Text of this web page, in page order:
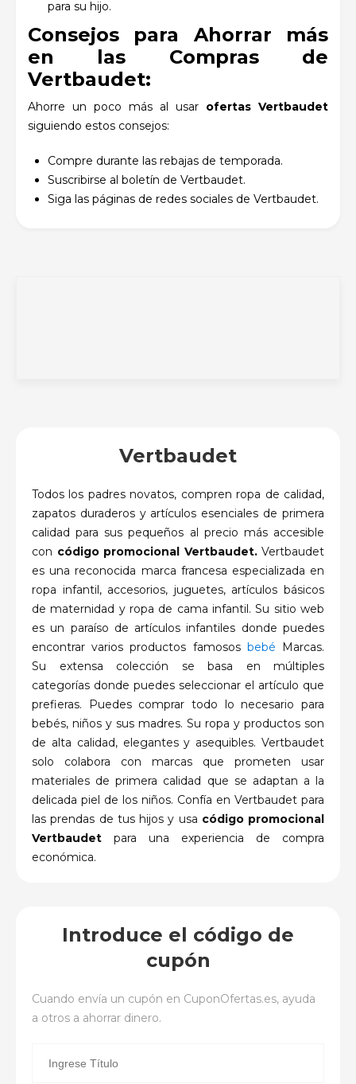
para su hijo.
Consejos para Ahorrar más
en las Compras de
Vertbaudet:
Ahorre un poco más al usar ofertas Vertbaudet
siguiendo estos consejos:
Compre durante las rebajas de temporada.
Suscribirse al boletín de Vertbaudet.
Siga las páginas de redes sociales de Vertbaudet.
Vertbaudet
Todos los padres novatos, compren ropa de calidad,
zapatos duraderos y artículos esenciales de primera
calidad para sus pequeños al precio más accesible
con código promocional Vertbaudet. Vertbaudet
es una reconocida marca francesa especializada en
ropa infantil, accesorios, juguetes, artículos básicos
de maternidad y ropa de cama infantil. Su sitio web
es un paraíso de artículos infantiles donde puedes
encontrar varios productos famosos bebé
Marcas.
Su extensa colección se basa en múltiples
categorías donde puedes seleccionar el artículo que
prefieras. Puedes comprar todo lo necesario para
bebés, niños y sus madres. Su ropa y productos son
de alta calidad, elegantes y asequibles. Vertbaudet
solo colabora con marcas que prometen usar
materiales de primera calidad que se adaptan a la
delicada piel de los niños. Confía en Vertbaudet para
las prendas de tus hijos y usa código promocional
Vertbaudet para una experiencia de compra
económica.
Introduce el código de
cupón
Cuando envía un cupón en CuponOfertas.es, ayuda
a otros a ahorrar dinero.